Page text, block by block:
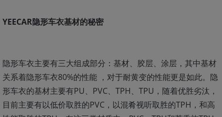
YEECAR隐形车衣基材的秘密
隐形车衣主要有三大组成部分：基材、胶层、涂层，其中基材
关系着隐形车衣80%的性能 ，对于耐黄变的性能更是如此。隐
形车衣的基材主要有PU、PVC、TPH、TPU，随着优胜劣汰，
目前主要有以低价取胜的PVC，以混肴视听取胜的TPH，和高